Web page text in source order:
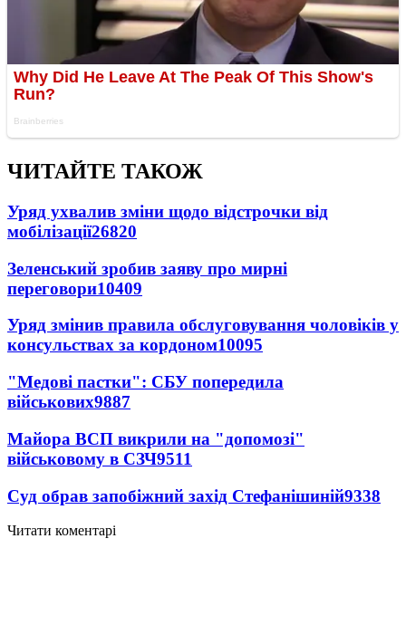
ЧИТАЙТЕ ТАКОЖ
Уряд ухвалив зміни щодо відстрочки від
мобілізації26820
Зеленський зробив заяву про мирні
переговори10409
Уряд змінив правила обслуговування чоловіків у
консульствах за кордоном10095
"Медові пастки": СБУ попередила
військових9887
Майора ВСП викрили на "допомозі"
військовому в СЗЧ9511
Суд обрав запобіжний захід Стефанішиній9338
Читати коментарі